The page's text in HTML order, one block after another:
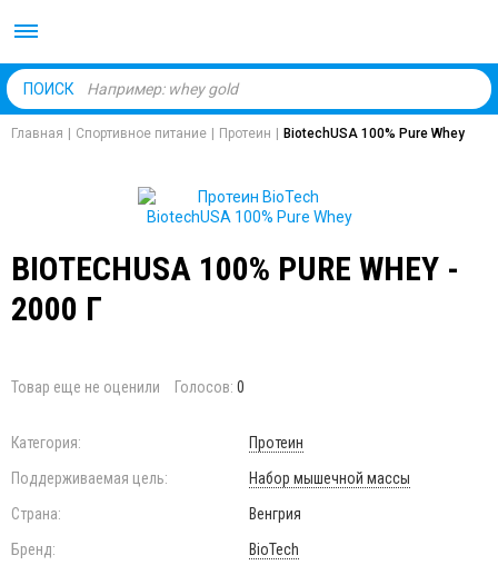
ПОИСК
Главная Спортивное питание Протеин BiotechUSA 100% Pure Whey
BIOTECHUSA 100% PURE WHEY -
2000 Г
Товар еще не оценили Голосов: 0
Категория:
Протеин
Поддерживаемая цель:
Набор мышечной массы
Страна:
Венгрия
Бренд:
BioTech